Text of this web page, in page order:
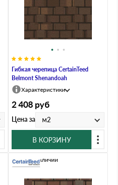
Гибкая черепица CertainTeed
Belmont Shenandoah
Характеристики
2 408 руб
Цена за м2
В КОРЗИНУ
Нет в наличии